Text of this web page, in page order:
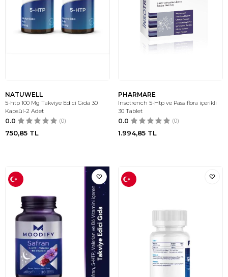
NATUWELL
5-htp 100 Mg Takviye Edici Gıda 30
Kapsül-2 Adet
0.0 (0)
750,85 TL
PHARMARE
Insotrench 5-Htp ve Passiflora içerikli
30 Tablet
0.0 (0)
1.994,85 TL